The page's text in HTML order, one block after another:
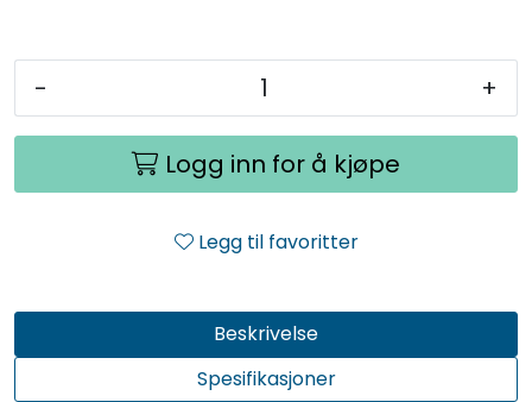
- +
Logg inn for å kjøpe
Legg til favoritter
Beskrivelse
Spesifikasjoner